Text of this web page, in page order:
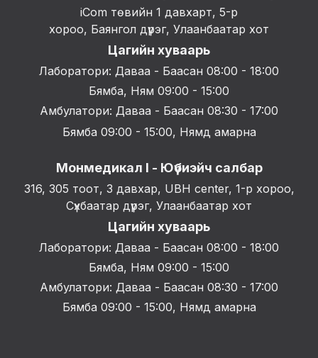
iCom төвийн 1 давхарт, 5-р
хороо, Баянгол дүүрэг, Улаанбаатар хот
Цагийн хуваарь
Лаборатори: Даваа - Баасан 08:00 - 18:00
Бямба, Ням 09:00 - 15:00
Амбулатори: Даваа - Баасан 08:30 - 17:00
Бямба 09:00 - 15:00, Нямд амарна
Монмедикал I - Юүбиэйч салбар
316, 305 тоот, 3 давхар, UBH center, 1-р хороо,
Сүхбаатар дүүрэг, Улаанбаатар хот
Цагийн хуваарь
Лаборатори: Даваа - Баасан 08:00 - 18:00
Бямба, Ням 09:00 - 15:00
Амбулатори: Даваа - Баасан 08:30 - 17:00
Бямба 09:00 - 15:00, Нямд амарна